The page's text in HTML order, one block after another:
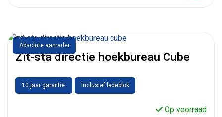
Absolute aanrader
Zit-sta directie hoekbureau Cube
10 jaar garantie. Inclusief ladeblok
Op voorraad